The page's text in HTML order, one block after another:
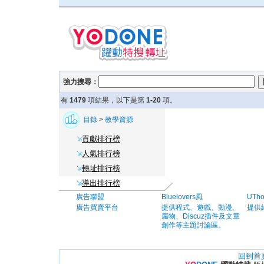
強力搜尋：
有 1479 項結果，以下是第 1-20 項。
目錄 > 教學資源
貢獻排行榜
人氣排行榜
轉址排行榜
導出排行榜
廣告聯盟
廣告買賣平台
Bluelovers風
提供程式、遊戲、動漫、
腐物、Discuz插件及文章
創作等主題討論區。
提供
回到首